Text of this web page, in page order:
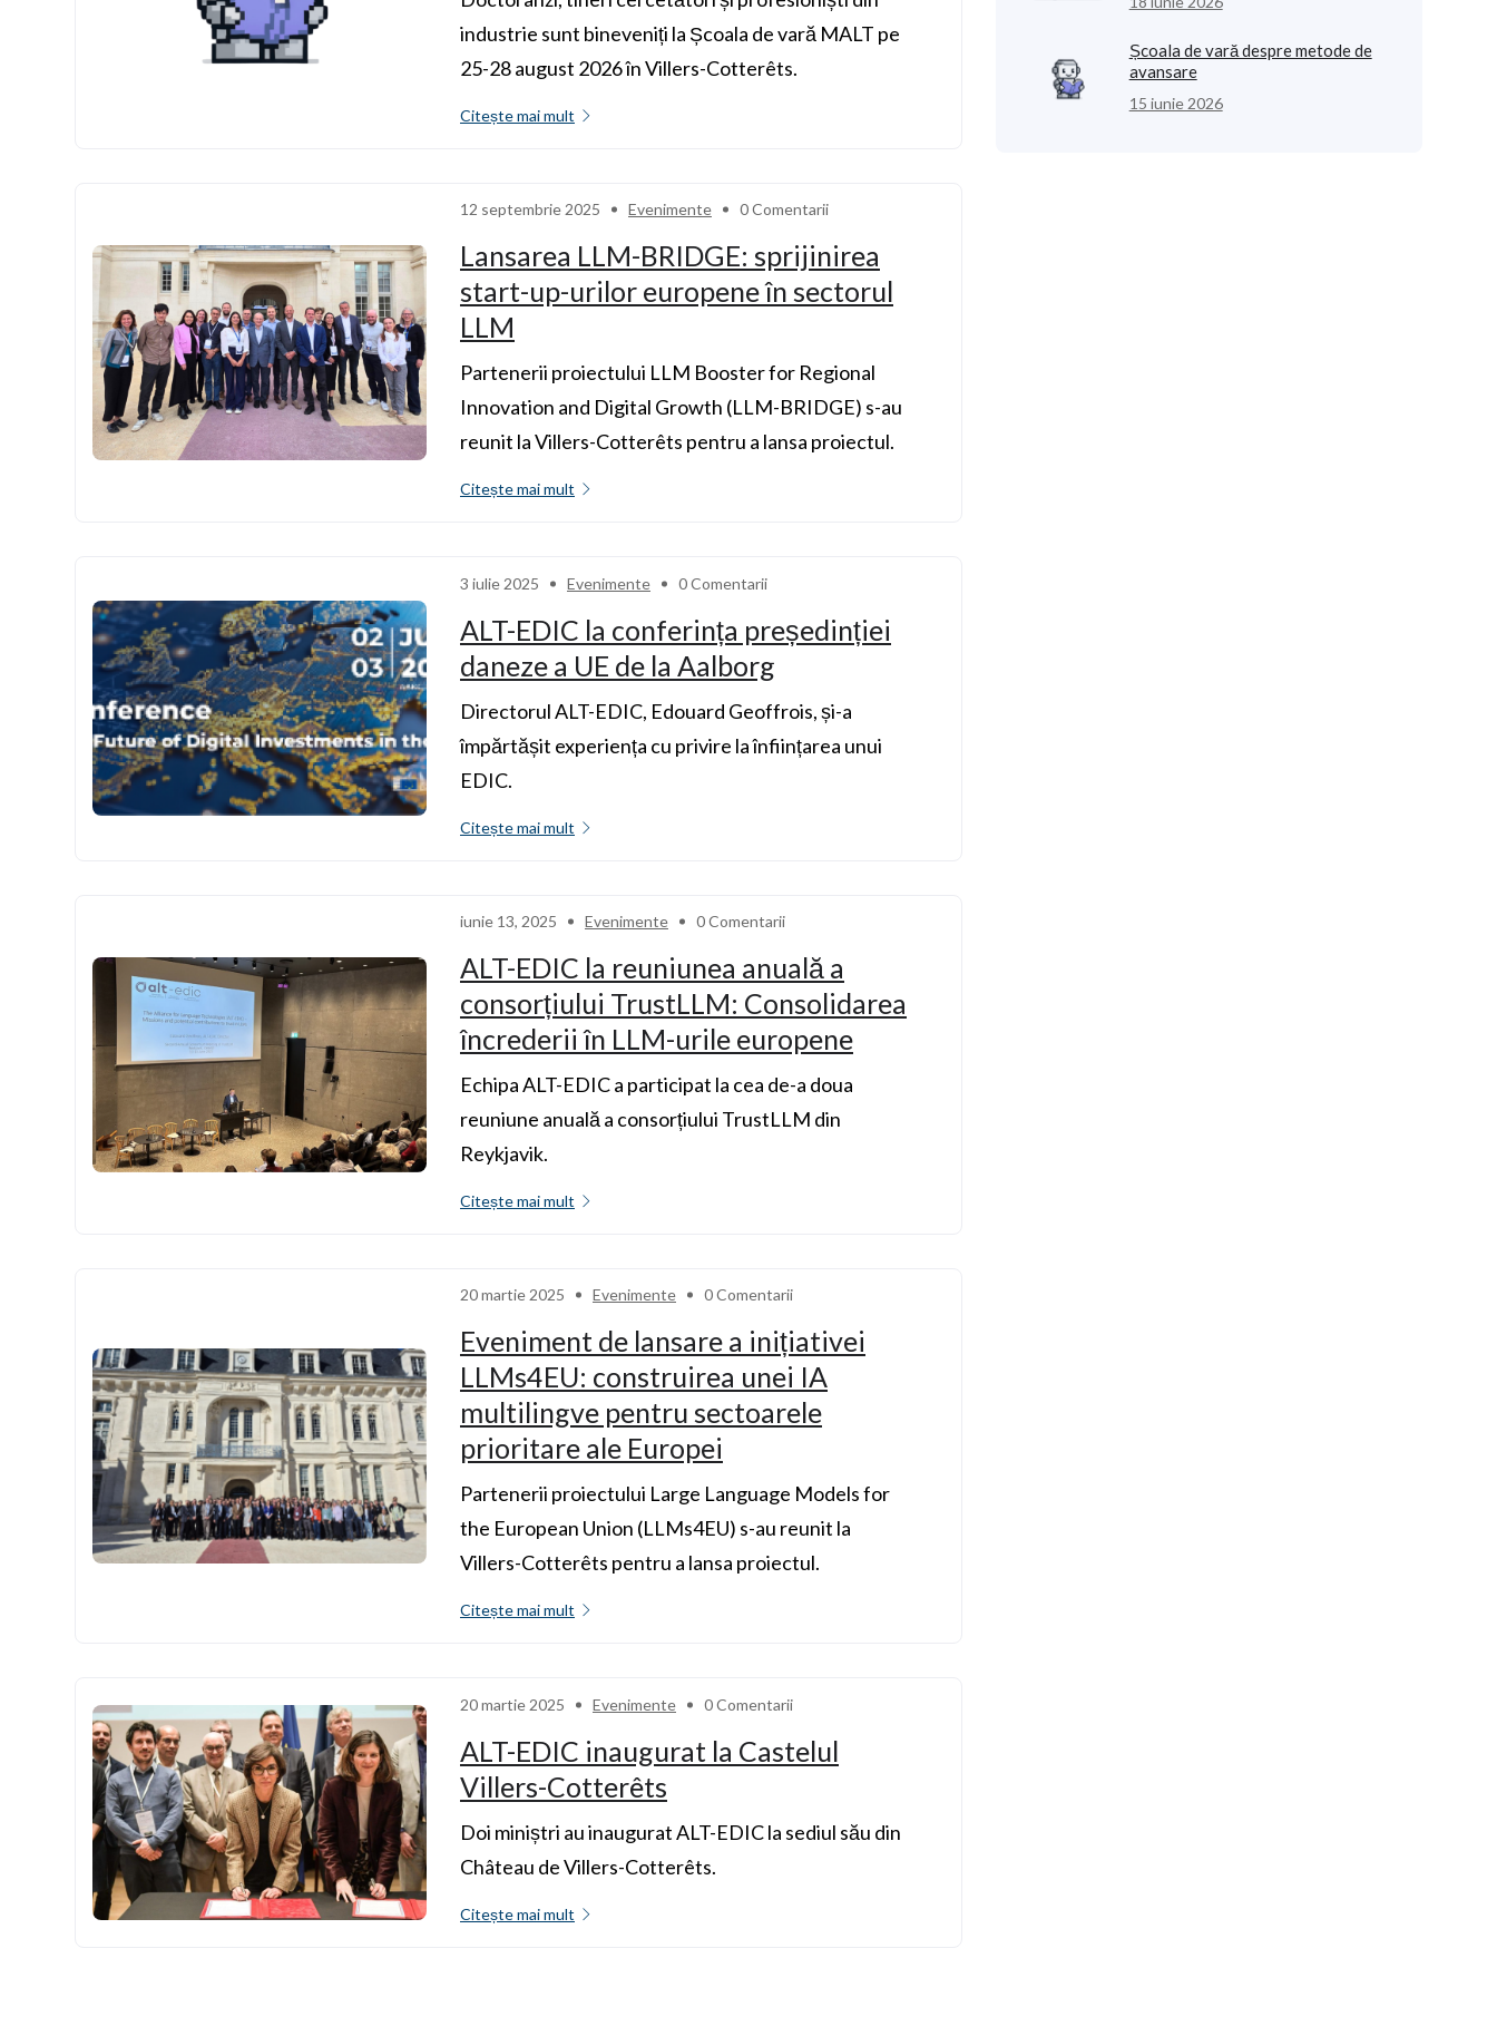
industrie sunt bineveniți la Școala de vară MALT pe
25-28 august 2026 în Villers-Cotterêts.
Citește mai mult
12 septembrie 2025 Evenimente 0 Comentarii
Lansarea LLM-BRIDGE: sprijinirea
start-up-urilor europene în sectorul
LLM
Partenerii proiectului LLM Booster for Regional
Innovation and Digital Growth (LLM-BRIDGE) s-au
reunit la Villers-Cotterêts pentru a lansa proiectul.
Citește mai mult
3 iulie 2025 Evenimente 0 Comentarii
ALT-EDIC la conferința președinției
daneze a UE de la Aalborg
Directorul ALT-EDIC, Edouard Geoffrois, și-a
împărtășit experiența cu privire la înființarea unui
EDIC.
Citește mai mult
iunie 13, 2025 Evenimente 0 Comentarii
ALT-EDIC la reuniunea anuală a
consorțiului TrustLLM: Consolidarea
încrederii în LLM-urile europene
Echipa ALT-EDIC a participat la cea de-a doua
reuniune anuală a consorțiului TrustLLM din
Reykjavik.
Citește mai mult
20 martie 2025 Evenimente 0 Comentarii
Eveniment de lansare a inițiativei
LLMs4EU: construirea unei IA
multilingve pentru sectoarele
prioritare ale Europei
Partenerii proiectului Large Language Models for
the European Union (LLMs4EU) s-au reunit la
Villers-Cotterêts pentru a lansa proiectul.
Citește mai mult
20 martie 2025 Evenimente 0 Comentarii
ALT-EDIC inaugurat la Castelul
Villers-Cotterêts
Doi miniștri au inaugurat ALT-EDIC la sediul său din
Château de Villers-Cotterêts.
Citește mai mult
Școala de vară despre metode de
avansare
15 iunie 2026